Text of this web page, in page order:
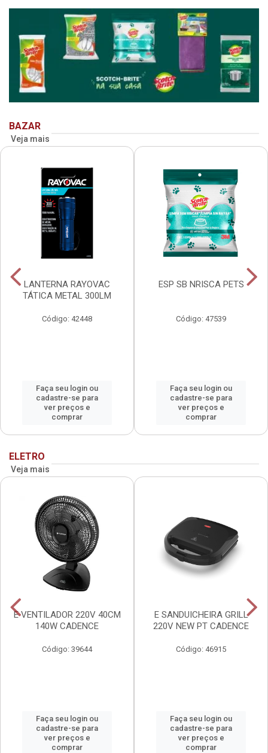
BAZAR
Veja mais
LANTERNA RAYOVAC
TÁTICA METAL 300LM
Código: 42448
Faça seu login ou
cadastre-se para
ver preços e
comprar
ESP SB NRISCA PETS
Código: 47539
Faça seu login ou
cadastre-se para
ver preços e
comprar
ELETRO
Veja mais
E VENTILADOR 220V 40CM
140W CADENCE
Código: 39644
Faça seu login ou
cadastre-se para
ver preços e
comprar
E SANDUICHEIRA GRILL
220V NEW PT CADENCE
Código: 46915
Faça seu login ou
cadastre-se para
ver preços e
comprar